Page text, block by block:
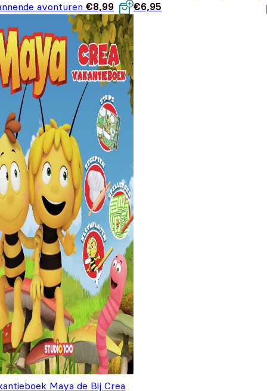
avonturen €8,99
€6,95
Maya de Bij Crea